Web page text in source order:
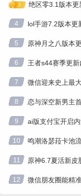
3 绝区零3.1版本更
4 lol手游7.2版本更
5 原神月之八版本
6 王者s44赛季更新
7 微信迎来史上最
8 恋与深空新男主
9 ai版支付宝开启内
10 鸣潮洛瑟菈卡池
11 原神6.7夏活新皮
12 微信朋友圈能精